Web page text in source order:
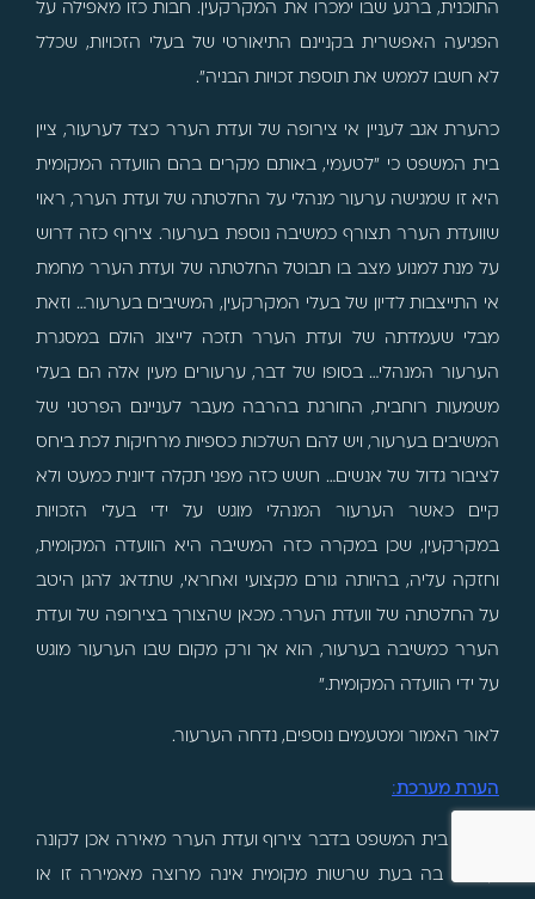
התוכנית, ברגע שבו ימכרו את המקרקעין. חבות כזו מאפילה על
הפגיעה האפשרית בקניינם התיאורטי של בעלי הזכויות, שכלל
לא חשבו לממש את תוספת זכויות הבניה".
כהערת אגב לעניין אי צירופה של ועדת הערר כצד לערעור, ציין
בית המשפט כי "לטעמי, באותם מקרים בהם הוועדה המקומית
היא זו שמגישה ערעור מנהלי על החלטתה של ועדת הערר, ראוי
שוועדת הערר תצורף כמשיבה נוספת בערעור. צירוף כזה דרוש
על מנת למנוע מצב בו תבוטל החלטתה של ועדת הערר מחמת
אי התייצבות לדיון של בעלי המקרקעין, המשיבים בערעור… וזאת
מבלי שעמדתה של ועדת הערר תזכה לייצוג הולם במסגרת
הערעור המנהלי… בסופו של דבר, ערעורים מעין אלה הם בעלי
משמעות רוחבית, החורגת בהרבה מעבר לעניינם הפרטני של
המשיבים בערעור, ויש להם השלכות כספיות מרחיקות לכת ביחס
לציבור גדול של אנשים… חשש כזה מפני תקלה דיונית כמעט ולא
קיים כאשר הערעור המנהלי מוגש על ידי בעלי הזכויות
במקרקעין, שכן במקרה כזה המשיבה היא הוועדה המקומית,
וחזקה עליה, בהיותה גורם מקצועי ואחראי, שתדאג להגן היטב
על החלטתה של וועדת הערר. מכאן שהצורך בצירופה של ועדת
הערר כמשיבה בערעור, הוא אך ורק מקום שבו הערעור מוגש
על ידי הוועדה המקומית."
לאור האמור ומטעמים נוספים, נדחה הערעור.
הערת מערכת:
הערת בית המשפט בדבר צירוף ועדת הערר מאירה אכן לקונה
קיימת. בה בעת שרשות מקומית אינה מרוצה מאמירה זו או